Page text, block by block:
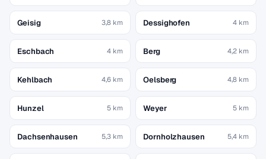
Geisig 3,8 km Dessighofen 4 km
Eschbach 4 km Berg 4,2 km
Kehlbach 4,6 km Oelsberg 4,8 km
Hunzel 5 km Weyer 5 km
Dachsenhausen 5,3 km Dornholzhausen 5,4 km